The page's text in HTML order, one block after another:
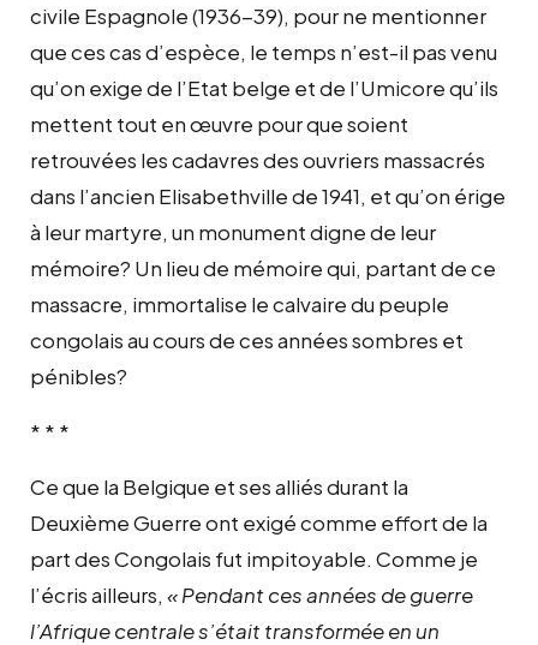
civile Espagnole (1936-39), pour ne mentionner
que ces cas d’espèce, le temps n’est-il pas venu
qu’on exige de l’Etat belge et de l’Umicore qu’ils
mettent tout en œuvre pour que soient
retrouvées les cadavres des ouvriers massacrés
dans l’ancien Elisabethville de 1941, et qu’on érige
à leur martyre, un monument digne de leur
mémoire? Un lieu de mémoire qui, partant de ce
massacre, immortalise le calvaire du peuple
congolais au cours de ces années sombres et
pénibles?
* * *
Ce que la Belgique et ses alliés durant la
Deuxième Guerre ont exigé comme effort de la
part des Congolais fut impitoyable. Comme je
l’écris ailleurs, « Pendant ces années de guerre
l’Afrique centrale s’était transformée en un